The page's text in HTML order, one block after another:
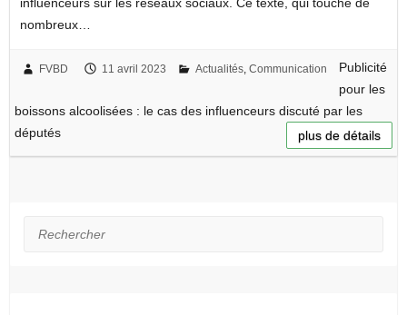
nombreux…
FVBD 11 avril 2023 Actualités, Communication
Publicité
pour les
boissons alcoolisées : le cas des influenceurs discuté par les
députés
plus de détails
Rechercher